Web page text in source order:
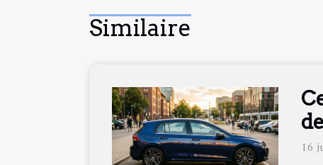
Similaire
16